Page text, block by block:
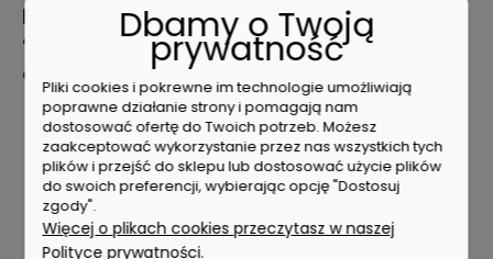
Milwaukee Klucz nastawny 8" 200mm
48227508
Charakterystyka produktu
Dokładna regulacja ustawienia klucza. Precyzyjny
mechanizm i niska tolerancja "luzu". Szczęki nie
rozsuwają się podczas użytkowania
Chromowana powierzchnia dla najlepszej ochrony
przed rdzą
Ergonomiczny zaookrąglony uchwyt dla maksymalnego
komfortu użytkowania
Dbamy o Twoją
prywatność
Pliki cookies i pokrewne im technologie umożliwiają
poprawne działanie strony i pomagają nam
dostosować ofertę do Twoich potrzeb. Możesz
zaakceptować wykorzystanie przez nas wszystkich tych
plików i przejść do sklepu lub dostosować użycie plików
do swoich preferencji, wybierając opcję "Dostosuj
zgody".
Więcej o plikach cookies przeczytasz w naszej
Polityce prywatności.